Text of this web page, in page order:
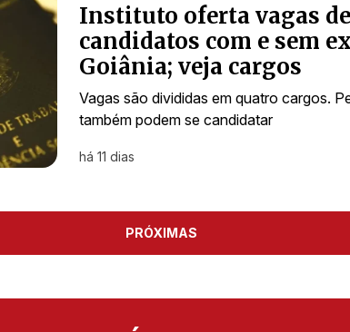
Instituto oferta vagas
candidatos com e sem
Goiânia; veja cargos
Vagas são divididas em quatro cargos.
também podem se candidatar
há 11 dias
PRÓXIMAS